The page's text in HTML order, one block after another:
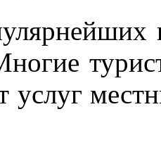
услуг